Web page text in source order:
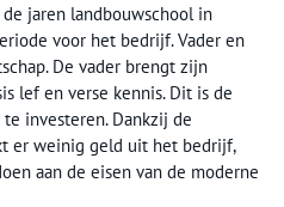
jaren landbouwschool in
voor het bedrijf. Vader en
De vader brengt zijn
lef en verse kennis. Dit is de
investeren. Dankzij de
er weinig geld uit het bedrijf,
aan de eisen van de moderne